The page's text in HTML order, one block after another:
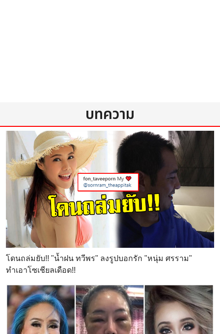
บทความ
โดนถล่มยับ!! "น้ำฝน ทวีพร" ลงรูปบอกรัก "หนุ่ม ศรราม"
ทำเอาโซเชียลเดือด!!